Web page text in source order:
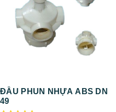
ĐẦU PHUN NHỰA ABS DN
49